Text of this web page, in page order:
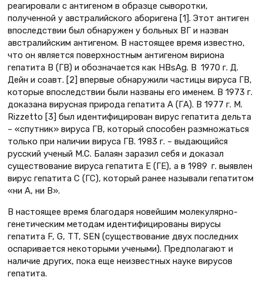
реагировали с антигеном в образце сыворотки,
полученной у австралийского аборигена [1]. Этот антиген
впоследствии был обнаружен у больных ВГ и назван
австралийским антигеном. В настоящее время известно,
что он является поверхностным антигеном вириона
гепатита В (ГВ) и обозначается как HBsAg. В 1970 г. Д.
Дейн и соавт. [2] впервые обнаружили частицы вируса ГВ,
которые впоследствии были названы его именем. В 1973 г.
доказана вирусная природа гепатита A (ГА). В 1977 г. M.
Rizzetto [3] был идентифицирован вирус гепатита дельта
– «спутник» вируса ГB, который способен размножаться
только при наличии вируса ГB. 1983 г. – выдающийся
русский ученый М.С. Балаян заразил себя и доказал
существование вируса гепатита E (ГЕ), а в 1989 г. выявлен
вирус гепатита С (ГС), который ранее называли гепатитом
«ни А, ни В».
В настоящее время благодаря новейшим молекулярно-
генетическим методам идентифицированы вирусы
гепатита F, G, TT, SEN (существование двух последних
оспаривается некоторыми учеными). Предполагают и
наличие других, пока еще неизвестных науке вирусов
гепатита.